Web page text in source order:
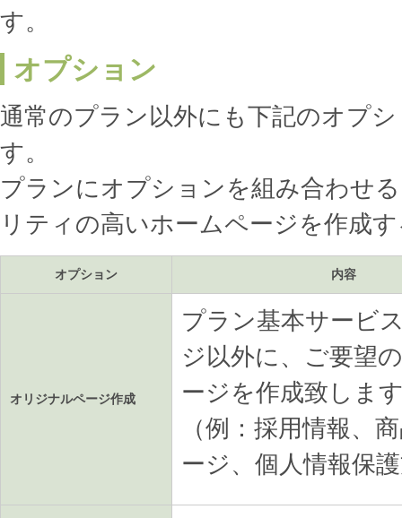
す。
オプション
通常のプラン以外にも下記のオプ
す。
プランにオプションを組み合わせ
リティの高いホームページを作成
オプション 内容
オリジナルページ作成
プラン基本サービ
ジ以外に、ご要望
ージを作成致しま
（例：採用情報、
ージ、個人情報保